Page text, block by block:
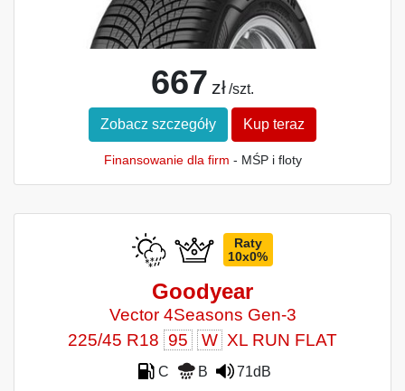
667 zł /szt.
Zobacz szczegóły Kup teraz
Finansowanie dla firm - MŚP i floty
Raty
10x0%
Goodyear
Vector 4Seasons Gen-3
225/45 R18 95 W XL RUN FLAT
C B
71dB